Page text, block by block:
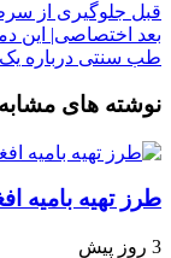
قبل جلوگیری از
بعد اختصاصی| این
طب سنتی درباره
نوشته های مشابه
طرز تهیه بامیه
3 روز پیش